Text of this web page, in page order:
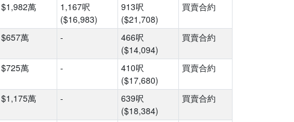
$1,982萬
1,167呎
($16,983)
913呎
($21,708)
買賣合約
$657萬 -
466呎
($14,094)
買賣合約
$725萬 -
410呎
($17,680)
買賣合約
$1,175萬 -
639呎
($18,384)
買賣合約